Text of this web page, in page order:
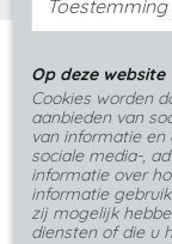
Home>
Oorbellen met
Toestemming
Op deze
Cookies worden
aanbieden van
van informatie
sociale media-,
informatie over
informatie
zij mogelijk
diensten of die u